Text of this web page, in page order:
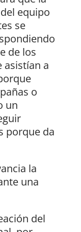
equipo
se
de los
asistían a
o
un
porque da
la
una
del